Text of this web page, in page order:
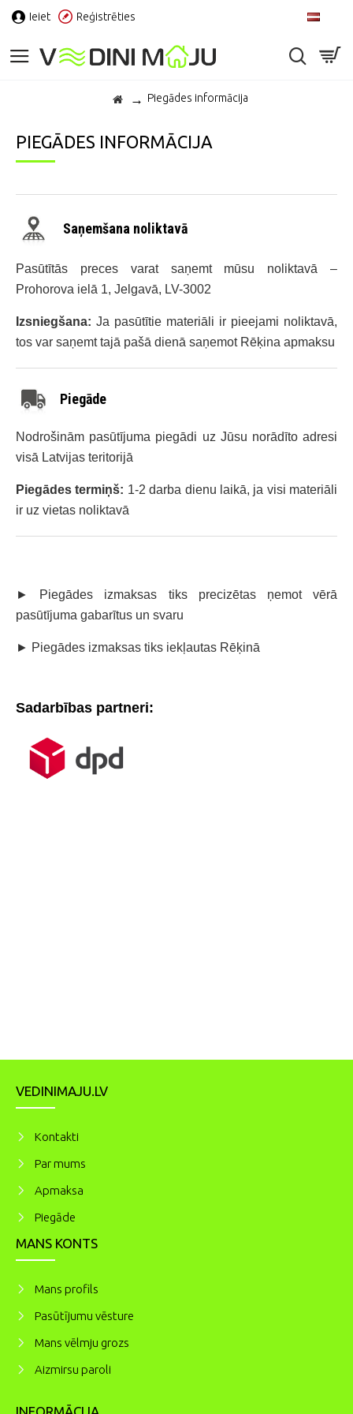
Ieiet Reģistrēties
Piegādes informācija
PIEGĀDES INFORMĀCIJA
Saņemšana noliktavā
Pasūtītās preces varat saņemt mūsu noliktavā –
Prohorova ielā 1, Jelgavā, LV-3002
Izsniegšana: Ja pasūtītie materiāli ir pieejami noliktavā,
tos var saņemt tajā pašā dienā saņemot Rēķina apmaksu
Piegāde
Nodrošinām pasūtījuma piegādi uz Jūsu norādīto adresi
visā Latvijas teritorijā
Piegādes termiņš: 1-2 darba dienu laikā, ja visi materiāli
ir uz vietas noliktavā
► Piegādes izmaksas tiks precizētas ņemot vērā
pasūtījuma gabarītus un svaru
► Piegādes izmaksas tiks iekļautas Rēķinā
Sadarbības partneri:
VEDINIMAJU.LV
Kontakti
Par mums
Apmaksa
Piegāde
MANS KONTS
Mans profils
Pasūtījumu vēsture
Mans vēlmju grozs
Aizmirsu paroli